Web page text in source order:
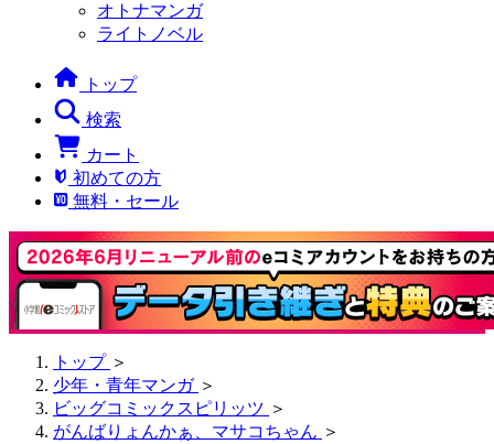
オトナマンガ
ライトノベル
トップ
検索
カート
初めての方
無料・セール
トップ ＞
少年・青年マンガ ＞
ビッグコミックスピリッツ ＞
がんばりょんかぁ、マサコちゃん ＞